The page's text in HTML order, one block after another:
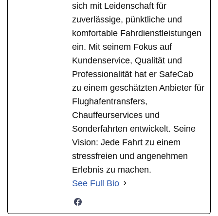
sich mit Leidenschaft für
zuverlässige, pünktliche und
komfortable Fahrdienstleistungen
ein. Mit seinem Fokus auf
Kundenservice, Qualität und
Professionalität hat er SafeCab
zu einem geschätzten Anbieter für
Flughafentransfers,
Chauffeurservices und
Sonderfahrten entwickelt. Seine
Vision: Jede Fahrt zu einem
stressfreien und angenehmen
Erlebnis zu machen.
See Full Bio